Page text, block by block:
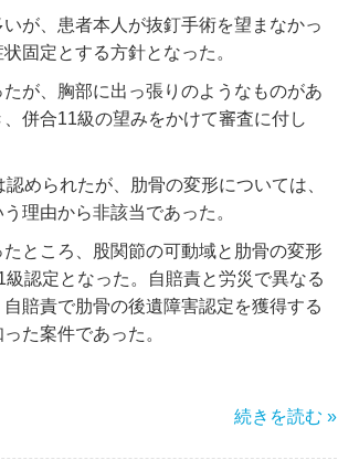
が、患者本人が抜釘手術を望まなかっ
固定とする方針となった。
が、胸部に出っ張りのようなものがあ
併合11級の望みをかけて審査に付し
められたが、肋骨の変形については、
理由から非該当であった。
ところ、股関節の可動域と肋骨の変形
認定となった。自賠責と労災で異なる
賠責で肋骨の後遺障害認定を獲得する
た案件であった。
続きを読む »